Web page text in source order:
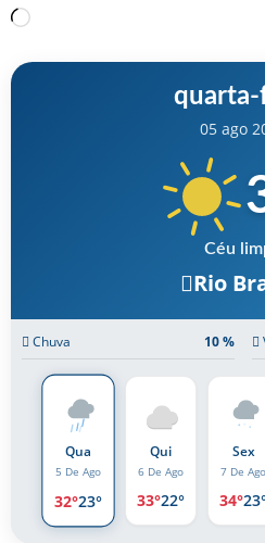
Carregando…
quarta-
05 ago
Céu
Rio
Chuva 10 %
Qua
5 De Ago
32°23°
Qui
6 De Ago
33°22°
Sex
7 De Ago
34°